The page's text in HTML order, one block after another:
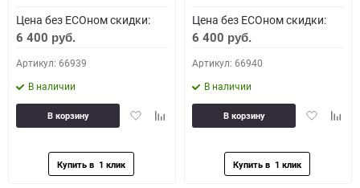
Цена без ECOном скидки:
6 400 руб.
Артикул: 66939
В наличии
ДобавитьДобавить
В корзину
Цена без ECOном скидки:
6 400 руб.
Артикул: 66940
В наличии
Добавить
В корзину